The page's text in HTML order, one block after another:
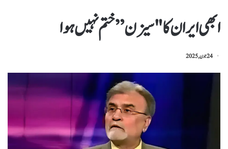
ابھی ایران کا "سیزن” ختم نہیں ہوا
24 جون, 2025